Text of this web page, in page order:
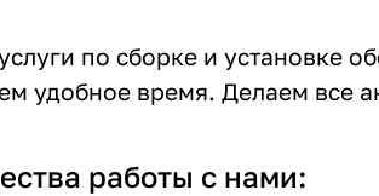
по сборке и установке
удобное время. Делаем все
работы с нами: